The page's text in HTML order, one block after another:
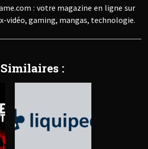
: votre magazine en ligne sur
vidéo, gaming, mangas, technologie.
: